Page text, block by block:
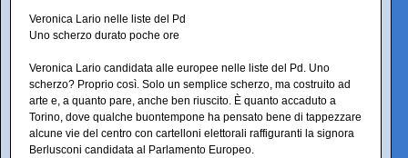
Veronica Lario nelle liste del Pd
Uno scherzo durato poche ore
Veronica Lario candidata alle europee nelle liste del Pd. Uno
scherzo? Proprio così. Solo un semplice scherzo, ma costruito ad
arte e, a quanto pare, anche ben riuscito. È quanto accaduto a
Torino, dove qualche buontempone ha pensato bene di tappezzare
alcune vie del centro con cartelloni elettorali raffiguranti la signora
Berlusconi candidata al Parlamento Europeo.